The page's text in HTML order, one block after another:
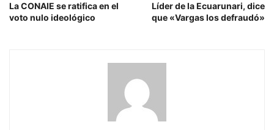
La CONAIE se ratifica en el
voto nulo ideológico
Líder de la Ecuarunari, dice
que «Vargas los defraudó»